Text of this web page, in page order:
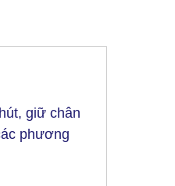
giữ chân
phương